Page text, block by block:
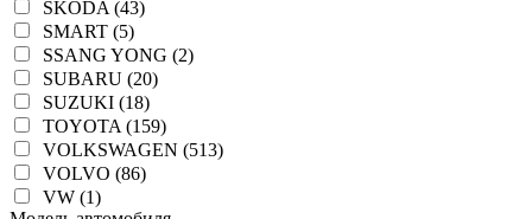
SKODA (43)
SMART (5)
SSANG YONG (2)
SUBARU (20)
SUZUKI (18)
TOYOTA (159)
VOLKSWAGEN (513)
VOLVO (86)
VW (1)